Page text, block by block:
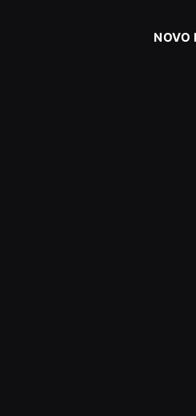
NOVO